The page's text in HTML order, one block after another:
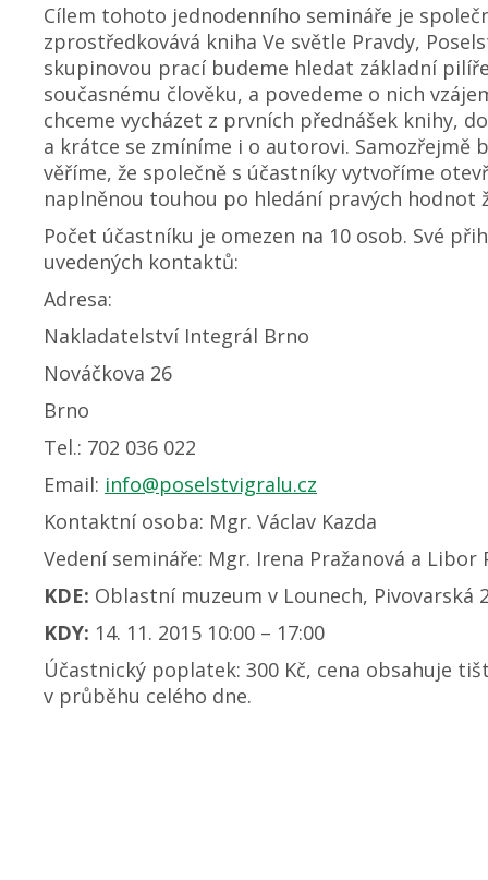
Cílem tohoto jednodenního semináře je
zprostředkovává kniha Ve světle Pravdy,
skupinovou prací budeme hledat základní
současnému člověku, a povedeme o nich
chceme vycházet z prvních přednášek knihy,
a krátce se zmíníme i o autorovi. Samozřejmě
věříme, že společně s účastníky vytvoříme
naplněnou touhou po hledání pravých
Počet účastníku je omezen na 10 osob. Své
uvedených kontaktů:
Adresa:
Nakladatelství Integrál Brno
Nováčkova 26
Brno
Tel.: 702 036 022
Email: info@poselstvigralu.cz
Kontaktní osoba: Mgr. Václav Kazda
Vedení semináře: Mgr. Irena Pražanová a Libor
KDE: Oblastní muzeum v Lounech, Pivovarská
KDY: 14. 11. 2015 10:00 – 17:00
Účastnický poplatek: 300 Kč, cena obsahuje
v průběhu celého dne.